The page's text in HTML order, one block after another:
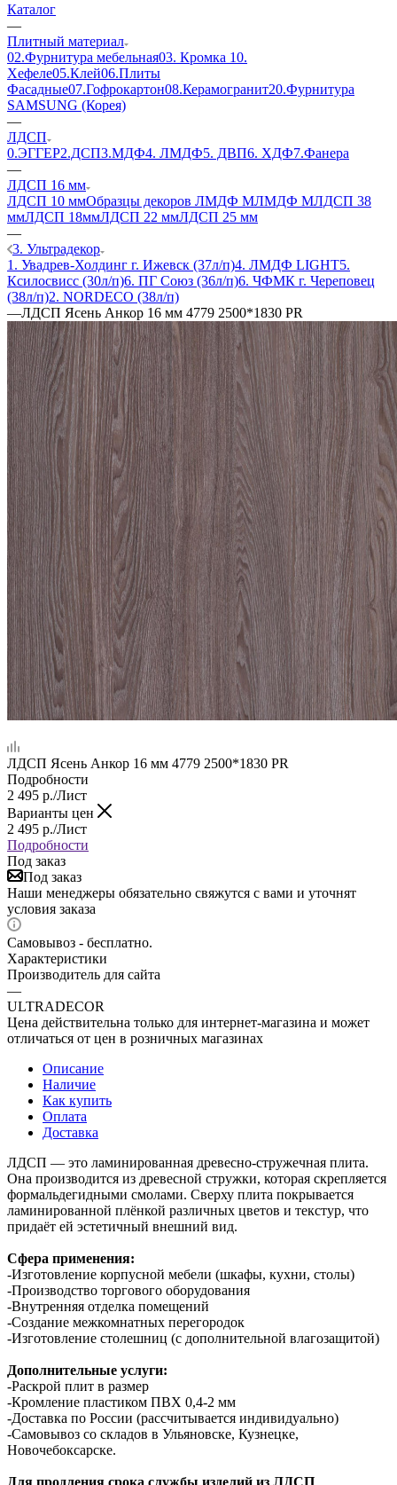
Каталог
—
Плитный материал
02.Фурнитура мебельная03. Кромка 10.
Хефеле05.Клей06.Плиты
Фасадные07.Гофрокартон08.Керамогранит20.Фурнитура
SAMSUNG (Корея)
—
ЛДСП
0.ЭГГЕР2.ДСП3.МДФ4. ЛМДФ5. ДВП6. ХДФ7.Фанера
—
ЛДСП 16 мм
ЛДСП 10 ммОбразцы декоров ЛМДФ МЛМДФ МЛДСП 38
ммЛДСП 18ммЛДСП 22 ммЛДСП 25 мм
—
3. Ультрадекор
1. Увадрев-Холдинг г. Ижевск (37л/п)4. ЛМДФ LIGHT5.
Ксилосвисс (30л/п)6. ПГ Союз (36л/п)6. ЧФМК г. Череповец
(38л/п)2. NORDECO (38л/п)
—ЛДСП Ясень Анкор 16 мм 4779 2500*1830 PR
ЛДСП Ясень Анкор 16 мм 4779 2500*1830 PR
Подробности
2 495 р./Лист
Варианты цен
2 495 р./Лист
Подробности
Под заказ
Под заказ
Наши менеджеры обязательно свяжутся с вами и уточнят
условия заказа
Самовывоз - бесплатно.
Характеристики
Производитель для сайта
—
ULTRADECOR
Цена действительна только для интернет-магазина и может
отличаться от цен в розничных магазинах
Описание
Наличие
Как купить
Оплата
Доставка
ЛДСП — это ламинированная древесно-стружечная плита.
Она производится из древесной стружки, которая скрепляется
формальдегидными смолами. Сверху плита покрывается
ламинированной плёнкой различных цветов и текстур, что
придаёт ей эстетичный внешний вид.
Сфера применения:
-Изготовление корпусной мебели (шкафы, кухни, столы)
-Производство торгового оборудования
-Внутренняя отделка помещений
-Создание межкомнатных перегородок
-Изготовление столешниц (с дополнительной влагозащитой)
Дополнительные услуги:
-Раскрой плит в размер
-Кромление пластиком ПВХ 0,4-2 мм
-Доставка по России (рассчитывается индивидуально)
-Самовывоз со складов в Ульяновске, Кузнецке,
Новочебоксарске.
Для продления срока службы изделий из ЛДСП